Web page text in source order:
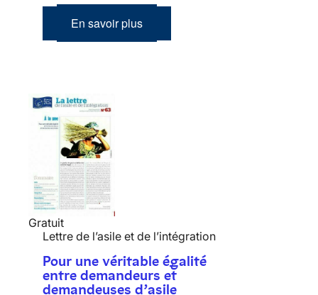
En savoir plus
Gratuit
Lettre de l’asile et de l’intégration
Pour une véritable égalité
entre demandeurs et
demandeuses d’asile